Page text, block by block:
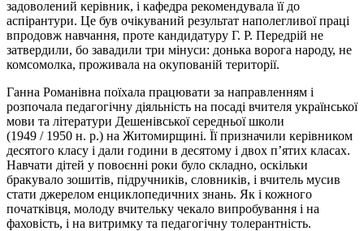
задоволений керівник, і кафедра рекомендувала її до
аспірантури. Це був очікуваний результат наполегливої праці
впродовж навчання, проте кандидатуру Г. Р. Передрій не
затвердили, бо завадили три мінуси: донька ворога народу, не
комсомолка, проживала на окупованій території.
Ганна Романівна поїхала працювати за направленням і
розпочала педагогічну діяльність на посаді вчителя української
мови та літератури Дешенівської середньої школи
(1949 / 1950 н. р.) на Житомирщині. Її призначили керівником
десятого класу і дали години в десятому і двох п’ятих класах.
Навчати дітей у повоєнні роки було складно, оскільки
бракувало зошитів, підручників, словників, і вчитель мусив
стати джерелом енциклопедичних знань. Як і кожного
початківця, молоду вчительку чекало випробування і на
фаховість, і на витримку та педагогічну толерантність.